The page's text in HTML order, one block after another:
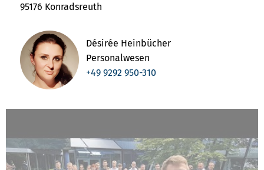
95176 Konradsreuth
Désirée Heinbücher
Personalwesen
+49 9292 950-310